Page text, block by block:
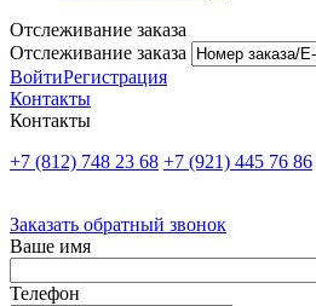
Отслеживание заказа
Отслеживание заказа
ВойтиРегистрация
Контакты
Контакты
+7 (812) 748 23 68 +7 (921) 445 76 86
Заказать обратный звонок
Ваше имя
Телефон